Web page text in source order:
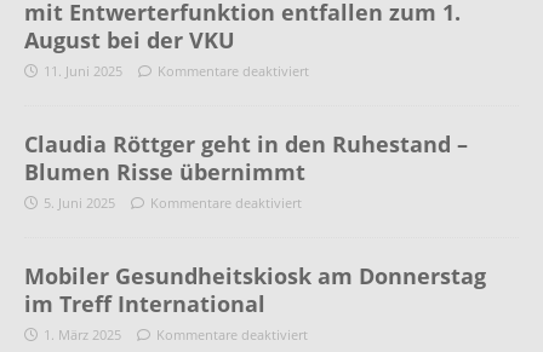
mit Entwerterfunktion entfallen zum 1.
August bei der VKU
11. Juni 2025 Kommentare deaktiviert
Claudia Röttger geht in den Ruhestand –
Blumen Risse übernimmt
5. Juni 2025 Kommentare deaktiviert
Mobiler Gesundheitskiosk am Donnerstag
im Treff International
1. März 2025 Kommentare deaktiviert